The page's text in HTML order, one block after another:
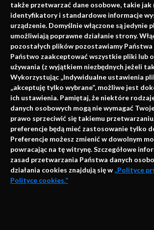
także przetwarzać dane osobowe, takie
identyfikatory i standardowe informacje
urządzenie. Domyślnie włączone są jedynie
umożliwiają poprawne działanie strony.
pozostałych plików pozostawiamy
Państwo zaakceptować wszystkie pliki lub
używania (z wyjątkiem niezbędnych jeżeli
Wykorzystując „Indywidualne ustawienia
„akceptuję tylko wybrane”, możliwe jest
ich ustawienia. Pamiętaj, że niektóre
danych osobowych mogą nie wymagać
prawo sprzeciwić się takiemu
preferencje będą mieć zastosowanie tylko
Preferencje możesz zmienić w dowolnym
powracając na tę witrynę. Szczegółowe
zasad przetwarzania Państwa danych
działania cookies znajdują się w „Polityce
Polityce cookies.”
Napisz do nas
info@faktymedyczne.pl
ul. Towarowa 2
43-460 Wisła
Redakcja medyczna:
ul. Wolności 338b